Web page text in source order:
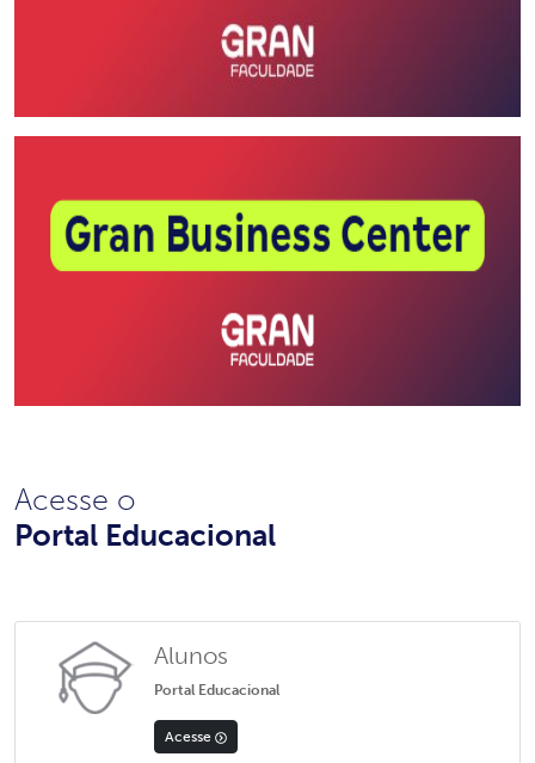
Acesse o
Portal Educacional
Alunos
Portal Educacional
Acesse